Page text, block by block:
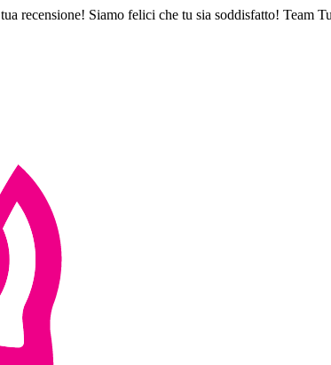
recensione! Siamo felici che tu sia soddisfatto! Team